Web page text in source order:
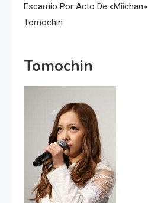
Escarnio Por Acto De «Miichan»
Tomochin
Tomochin